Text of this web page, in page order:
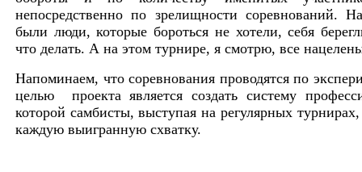
непосредственно по зрелищности соревнований.
были люди, которые бороться не хотели, себя
что делать. А на этом турнире, я смотрю, все
Напоминаем, что соревнования проводятся по
целью проекта является создать систему
которой самбисты, выступая на регулярных
каждую выигранную схватку.